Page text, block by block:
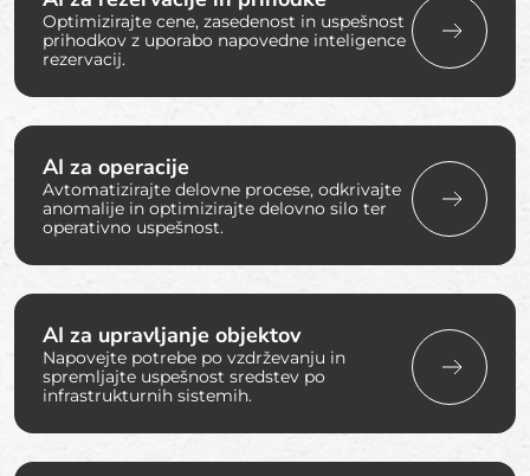
Optimizirajte cene, zasedenost in uspešnost
prihodkov z uporabo napovedne inteligence
rezervacij.
AI za operacije
Avtomatizirajte delovne procese, odkrivajte
anomalije in optimizirajte delovno silo ter
operativno uspešnost.
AI za upravljanje objektov
Napovejte potrebe po vzdrževanju in
spremljajte uspešnost sredstev po
infrastrukturnih sistemih.